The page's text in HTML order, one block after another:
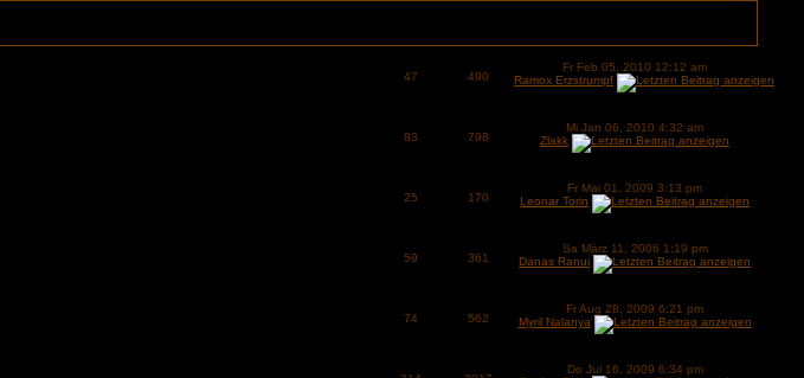
47 490
Fr Feb 05, 2010 12:12 am
Ramox Erzstrumpf
83 798
Mi Jan 06, 2010 4:32 am
Zlakk
25 170
Fr Mai 01, 2009 3:13 pm
Leonar Torin
59 361
Sa März 11, 2006 1:19 pm
Danas Ranui
74 562
Fr Aug 28, 2009 6:21 pm
Myril Nalanya
Do Jul 16, 2009 6:34 pm